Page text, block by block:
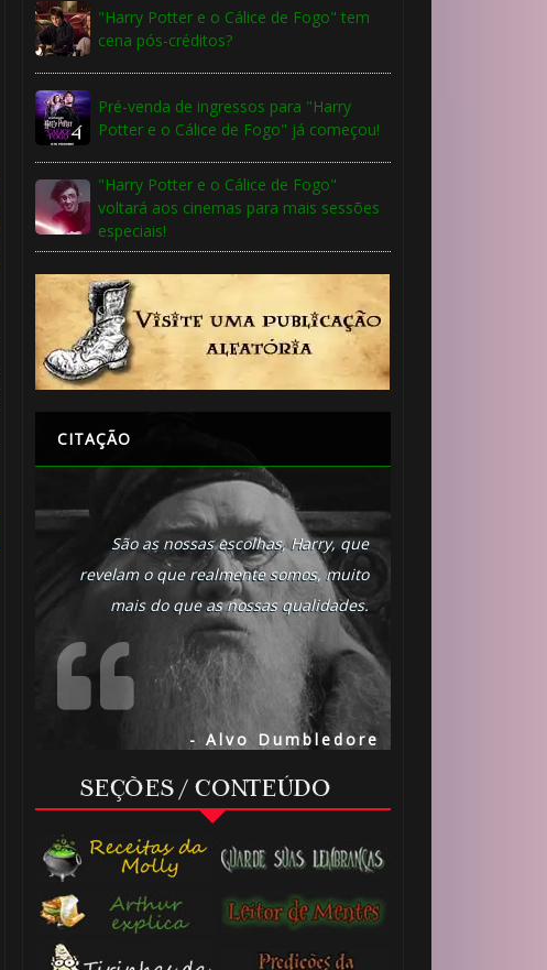
"Harry Potter e o Cálice de Fogo" tem
cena pós-créditos?
Pré-venda de ingressos para "Harry
Potter e o Cálice de Fogo" já começou!
"Harry Potter e o Cálice de Fogo"
voltará aos cinemas para mais sessões
especiais!
CITAÇÃO
São as nossas escolhas, Harry, que
revelam o que realmente somos, muito
mais do que as nossas qualidades.
- Alvo Dumbledore
SEÇÕES / CONTEÚDO